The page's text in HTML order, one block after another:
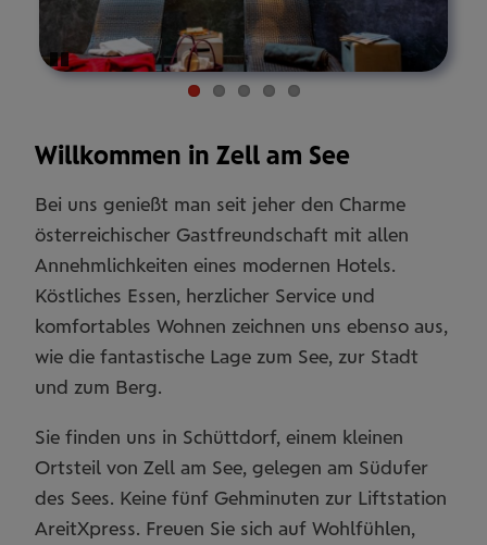
Willkommen in Zell am See
Bei uns genießt man seit jeher den Charme
österreichischer Gastfreundschaft mit allen
Annehmlichkeiten eines modernen Hotels.
Köstliches Essen, herzlicher Service und
komfortables Wohnen zeichnen uns ebenso aus,
wie die fantastische Lage zum See, zur Stadt
und zum Berg.
Sie finden uns in Schüttdorf, einem kleinen
Ortsteil von Zell am See, gelegen am Südufer
des Sees. Keine fünf Gehminuten zur Liftstation
AreitXpress. Freuen Sie sich auf Wohlfühlen,